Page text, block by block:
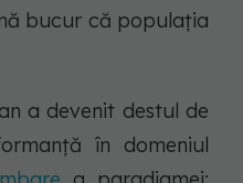
bucur că populația
a devenit destul de
în domeniul